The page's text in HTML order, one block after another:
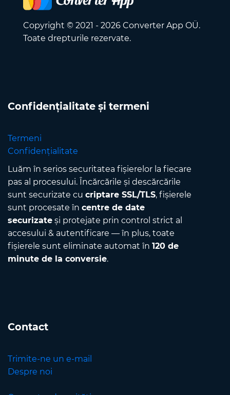
Copyright © 2021 - 2026 Converter App OÜ.
Toate drepturile rezervate.
Confidențialitate și termeni
Termeni
Confidențialitate
Luăm în serios securitatea fișierelor la fiecare
pas al procesului. Încărcările și descărcările
sunt securizate cu criptare SSL/TLS, fișierele
sunt procesate în centre de date
securizate și protejate prin control strict al
accesului & autentificare — în plus, toate
fișierele sunt eliminate automat în 120 de
minute de la conversie.
Contact
Trimite-ne un e-mail
Despre noi